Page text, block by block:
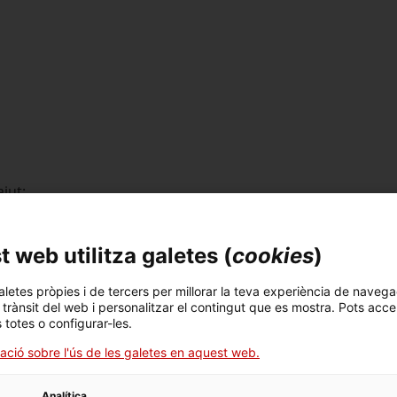
i les seves agrupacions o associacions.
agroalimentari i forestal i les seves agrupacions o
i les seves associacions o federacions.
gremis.
local (GAL) de LEADER.
el sector agroalimentari i forestal.
web utilitza galetes (cookies)
pròpies i de tercers per millorar la teva experiència de
del web i personalitzar el contingut que es mostra. Pots
totes o configurar-les.
sobre l'ús de les galetes en aquest web.